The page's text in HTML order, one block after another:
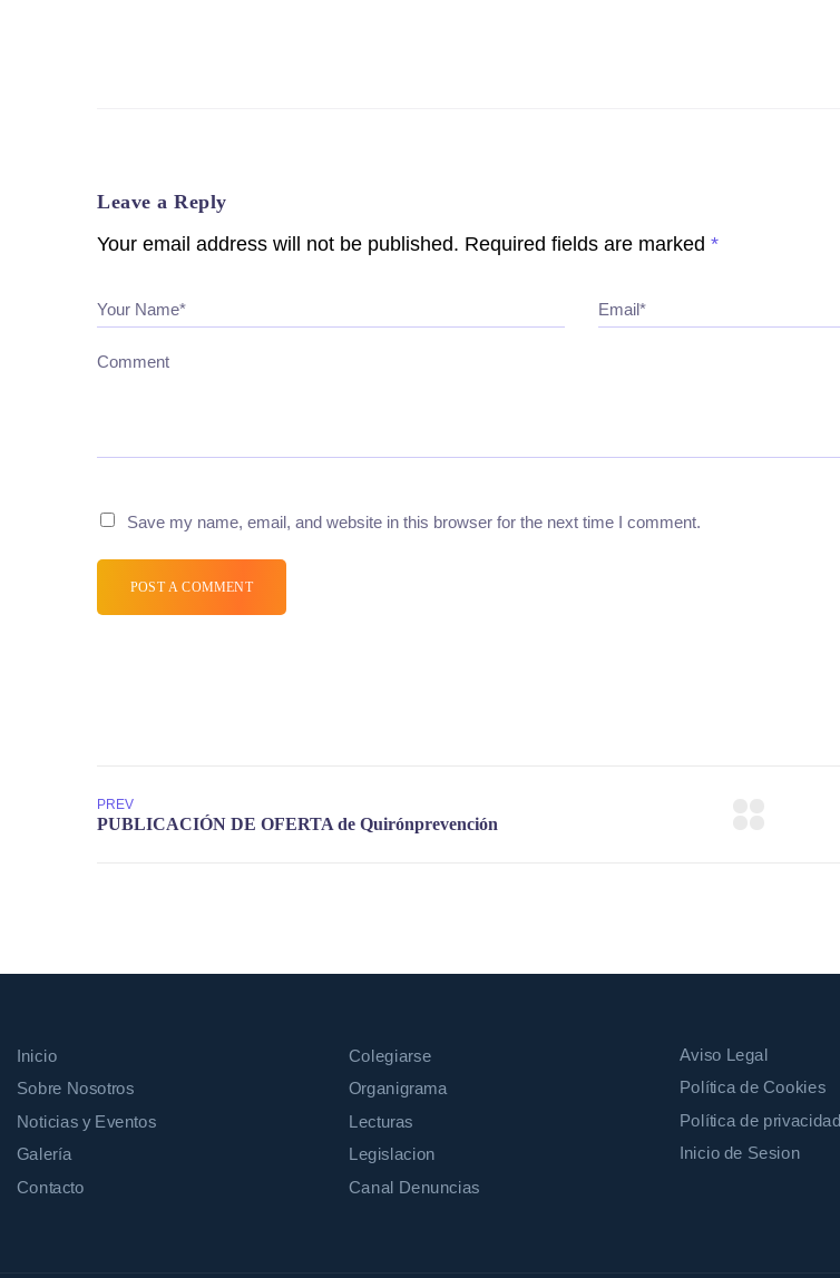
Leave a Reply
Your email address will not be published. Required fields are marked *
Your Name* Email*
Comment
Save my name, email, and website in this browser for the next time I comment.
POST A COMMENT
PREV
Inicio
Sobre Nosotros
Noticias y Eventos
Galería
Contacto
Colegiarse
Organigrama
Lecturas
Legislacion
Canal Denuncias
Aviso Legal
Política de Cookies
Política de privacidad
Inicio de Sesion